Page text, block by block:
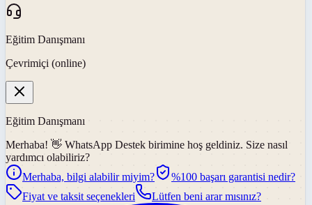
Eğitim Danışmanı
Çevrimiçi (online)
Eğitim Danışmanı
Merhaba! 👋 WhatsApp Destek birimine hoş geldiniz. Size nasıl
yardımcı olabiliriz?
Merhaba, bilgi alabilir miyim?
%100 başarı garantisi nedir?
Fiyat ve taksit seçenekleri
Lütfen beni arar mısınız?